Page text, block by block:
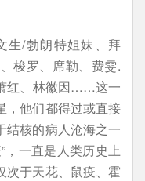
生/勃朗特姐妹、拜
梭罗、席勒、费雯.
红、林徽因……这一
，他们都得过或直接
结核的病人沧海之一
，一直是人类历史上
次于天花、鼠疫、霍